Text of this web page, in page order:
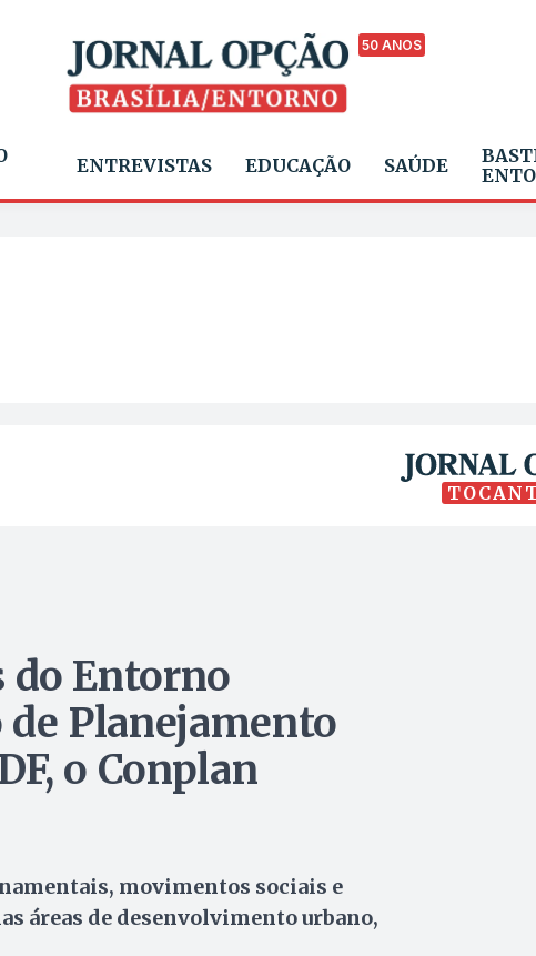
50 ANOS
ENTREVISTAS EDUCAÇÃO SAÚDE
do Entorno
Planejamento
o Conplan
movimentos sociais e
áreas de desenvolvimento urbano,